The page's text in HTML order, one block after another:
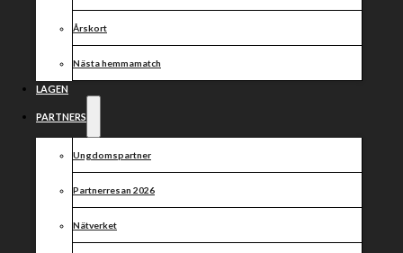
Årskort
Nästa hemmamatch
LAGEN
PARTNERS
Ungdomspartner
Partnerresan 2026
Nätverket
Nya
förutsättningar
inför
kvartsfinalerna